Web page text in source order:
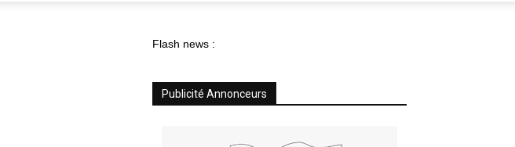
Flash news :
Publicité Annonceurs